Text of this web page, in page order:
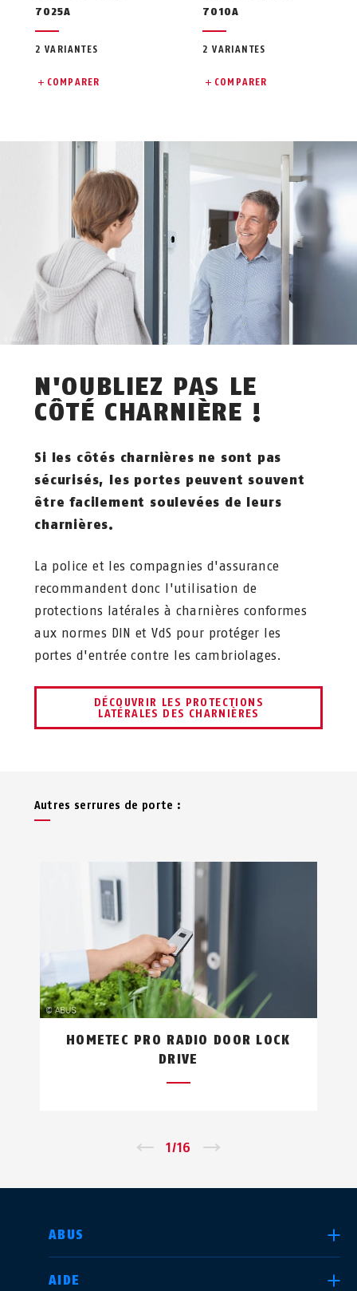
7025A
2 VARIANTES
COMPARER
7010A
2 VARIANTES
COMPARER
N'OUBLIEZ PAS LE
CÔTÉ CHARNIÈRE !
Si les côtés charnières ne sont pas
sécurisés, les portes peuvent souvent
être facilement soulevées de leurs
charnières.
La police et les compagnies d'assurance
recommandent donc l'utilisation de
protections latérales à charnières conformes
aux normes DIN et VdS pour protéger les
portes d'entrée contre les cambriolages.
DÉCOUVRIR LES PROTECTIONS
LATÉRALES DES CHARNIÈRES
Autres serrures de porte :
HOMETEC PRO RADIO DOOR LOCK
DRIVE
1/16
ABUS
AIDE
CHOISIR UN PAYS